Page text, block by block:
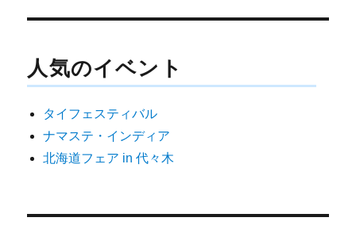
稿
ビ
ー
シ
人気のイベント
タイフェスティバル
ナマステ・インディア
北海道フェア in 代々木